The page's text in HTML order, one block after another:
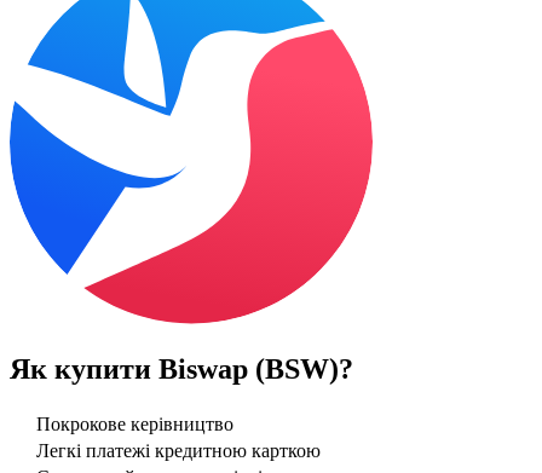
Як купити Biswap (BSW)?
Покрокове керівництво
Легкі платежі кредитною карткою